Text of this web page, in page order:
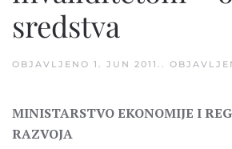
sredstva
OBJAVLJENO 1. JUN 2011. .
MINISTARSTVO EKONOMIJE I
RAZVOJA